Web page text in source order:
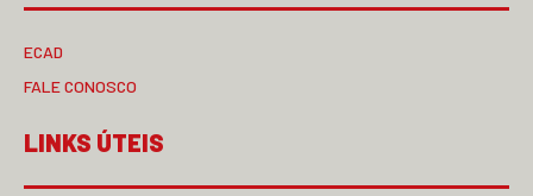
ECAD
FALE CONOSCO
LINKS ÚTEIS